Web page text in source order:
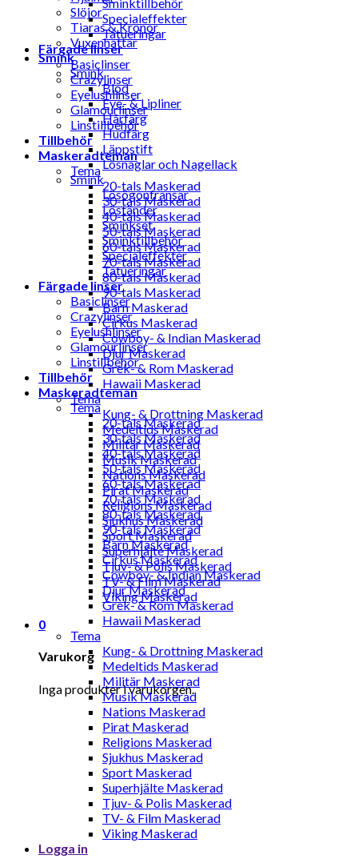
Specialeffekter
Tatueringar
Färgade linser
Basiclinser
Crazylinser
Eyelushlinser
Glamourlinser
Linstillbehör
Tillbehör
Maskeradteman
Tema
20-tals Maskerad
30-tals Maskerad
40-tals Maskerad
50-tals Maskerad
60-tals Maskerad
70-tals Maskerad
80-tals Maskerad
90-tals Maskerad
Barn Maskerad
Cirkus Maskerad
Cowboy- & Indian Maskerad
Djur Maskerad
Grek- & Rom Maskerad
Hawaii Maskerad
Tema
Kung- & Drottning Maskerad
Medeltids Maskerad
Militär Maskerad
Musik Maskerad
Nations Maskerad
Pirat Maskerad
Religions Maskerad
Sjukhus Maskerad
Sport Maskerad
Superhjälte Maskerad
Tjuv- & Polis Maskerad
TV- & Film Maskerad
Viking Maskerad
0
Varukorg
Inga produkter i varukorgen.
Slöjor
Tiaras & Kronor
Vuxenhattar
Smink
Smink
Blod
Eye- & Lipliner
Hårfärg
Hudfärg
Läppstift
Lösnaglar och Nagellack
Smink
Lösögonfransar
Löständer
Sminkset
Sminktillbehör
Specialeffekter
Tatueringar
Färgade linser
Basiclinser
Crazylinser
Eyelushlinser
Glamourlinser
Linstillbehör
Tillbehör
Maskeradteman
Tema
20-tals Maskerad
30-tals Maskerad
40-tals Maskerad
50-tals Maskerad
60-tals Maskerad
70-tals Maskerad
80-tals Maskerad
90-tals Maskerad
Barn Maskerad
Cirkus Maskerad
Cowboy- & Indian Maskerad
Djur Maskerad
Grek- & Rom Maskerad
Hawaii Maskerad
Tema
Kung- & Drottning Maskerad
Medeltids Maskerad
Militär Maskerad
Musik Maskerad
Nations Maskerad
Pirat Maskerad
Religions Maskerad
Sjukhus Maskerad
Sport Maskerad
Superhjälte Maskerad
Tjuv- & Polis Maskerad
TV- & Film Maskerad
Viking Maskerad
Logga in